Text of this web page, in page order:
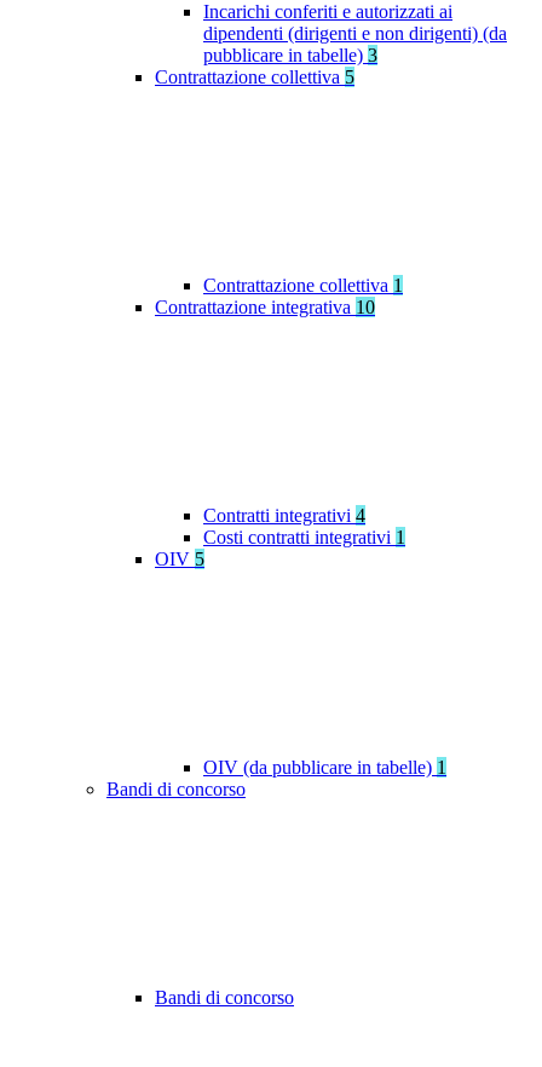
Incarichi conferiti e autorizzati ai
dipendenti (dirigenti e non dirigenti) (da
pubblicare in tabelle) 3
Contrattazione collettiva 5
Contrattazione collettiva 1
Contrattazione integrativa 10
Contratti integrativi 4
Costi contratti integrativi 1
OIV 5
OIV (da pubblicare in tabelle) 1
Bandi di concorso
Bandi di concorso